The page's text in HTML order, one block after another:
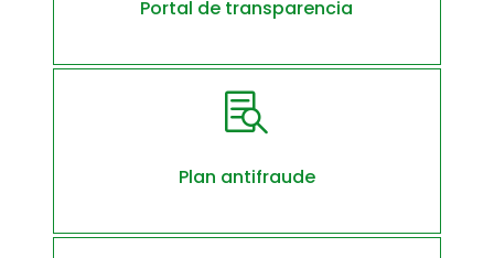
Portal de transparencia

Plan antifraude